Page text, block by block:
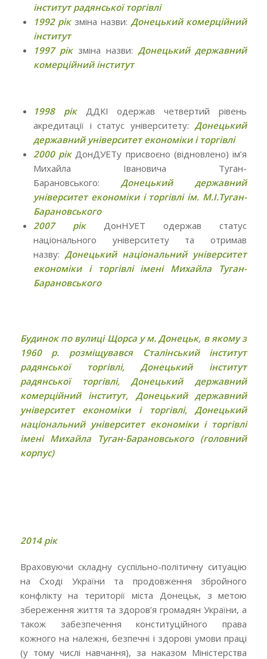
інститут радянської торгівлі
1992 рік зміна назви: Донецький комерційний
інститут
1997 рік зміна назви: Донецький державний
комерційний інститут
1998 рік
ДДКІ одержав четвертий рівень
акредитації і статус університету: Донецький
державний університет економіки і торгівлі
2000 рік ДонДУЕТу присвоєно (відновлено) ім’я
Михайла Івановича Туган-
Барановського: Донецький державний
університет економіки і торгівлі ім. М.І.Туган-
Барановського
2007 рікДонНУЕТ одержав статус
національного університету та отримав
назву: Донецький національний університет
економіки і торгівлі імені Михайла Туган-
Барановського
Будинок по вулиці Щорса у м. Донецьк, в якому з
1960 р. розміщувався Сталінський інститут
радянської торгівлі, Донецький інститут
радянської торгівлі,Донецький державний
комерційний інститут, Донецький державний
університет економіки і торгівлі, Донецький
національний університет економіки і торгівлі
імені Михайла Туган-Барановського (головний
корпус)
2014 рік
Враховуючи складну суспільно-політичну ситуацію
на Сході України та продовження збройного
конфлікту на території міста Донецьк, з метою
збереження життя та здоров’я громадян України, а
також забезпечення конституційного права
кожного на належні, безпечні і здорові умови праці
(у тому числі навчання), за наказом Міністерства